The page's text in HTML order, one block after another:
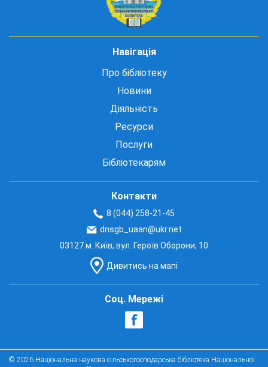
Навігація
Про бібліотеку
Новини
Діяльність
Ресурси
Послуги
Бібліотекарям
Контакти
8 (044) 258-21-45
dnsgb_uaan@ukr.net
03127 м. Київ, вул. Героїв Оборони, 10
Дивитись на мапі
Соц. Мережі
© 2026 Національна наукова сільськогосподарська бібліотека Національної